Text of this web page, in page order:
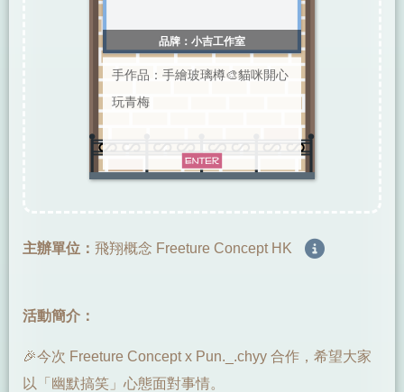
品牌：小吉工作室
手作品：手繪玻璃樽🎨貓咪開心
玩青梅
主辦單位： 飛翔概念 Freeture Concept HK
活動簡介：
🎉今次 Freeture Concept x Pun._.chyy 合作，希望大家
以「幽默搞笑」心態面對事情。